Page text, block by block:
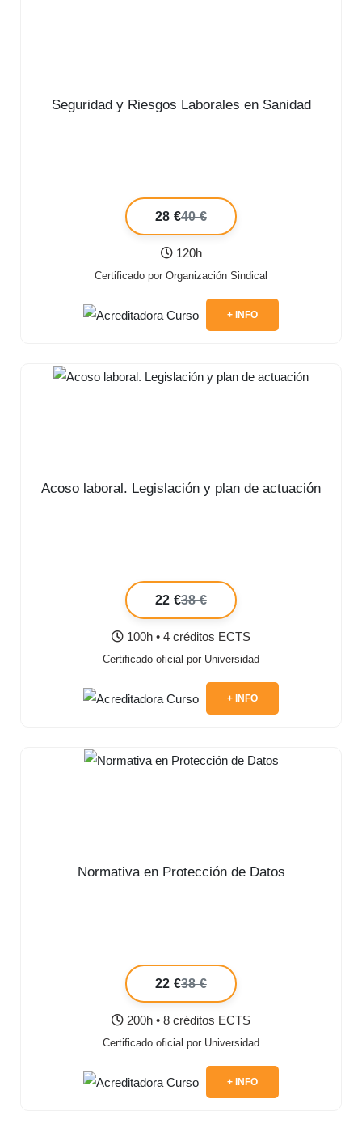
Seguridad y Riesgos Laborales en Sanidad
28 €40 €
120h
Certificado por Organización Sindical
+ INFO
Acoso laboral. Legislación y plan de actuación
22 €38 €
100h • 4 créditos ECTS
Certificado oficial por Universidad
+ INFO
Normativa en Protección de Datos
22 €38 €
200h • 8 créditos ECTS
Certificado oficial por Universidad
+ INFO